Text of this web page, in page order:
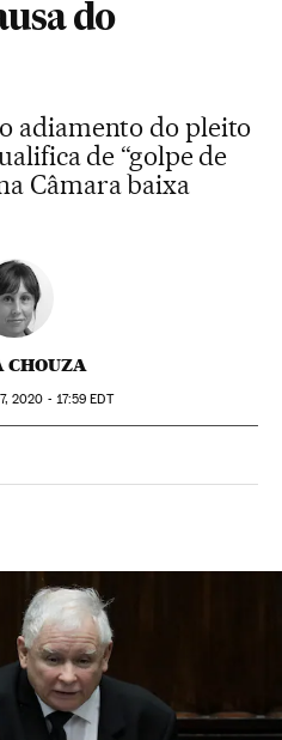
do
adiamento do pleito
de “golpe de
Câmara baixa
CHOUZA
2020 - 17:59 EDT
Sociales